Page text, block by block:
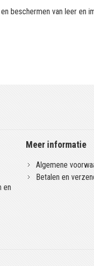
beschermen van leer en
en
Meer informatie
Algemene
Betalen en